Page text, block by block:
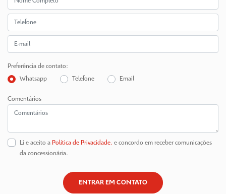
Preferência de contato:
Whatsapp
Telefone Email
Comentários
Li e aceito a Política de Privacidade. e concordo em receber comunicações
da concessionária.
ENTRAR EM CONTATO